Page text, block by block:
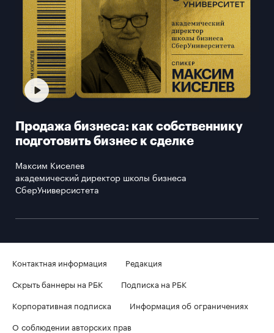
Продажа бизнеса: как собственнику
подготовить бизнес к сделке
Максим Киселев
академический директор школы бизнеса
СберУниверсистета
Контактная информация
Редакция
Скрыть баннеры на РБК
Подписка на РБК
Корпоративная подписка
Информация об ограничениях
О соблюдении авторских прав